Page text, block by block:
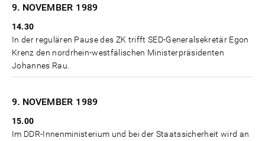
9. NOVEMBER 1989
14.30
In der regulären Pause des ZK trifft SED-Generalsekretär Egon
Krenz den nordrhein-westfälischen Ministerpräsidenten
Johannes Rau.
9. NOVEMBER 1989
15.00
Im DDR-Innenministerium und bei der Staatssicherheit wird an